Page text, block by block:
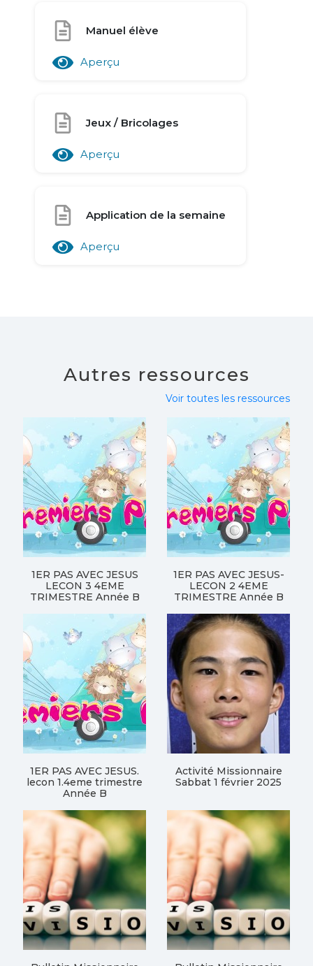
Manuel élève
Aperçu
Jeux / Bricolages
Aperçu
Application de la semaine
Aperçu
Autres ressources
Voir toutes les ressources
1ER PAS AVEC JESUS
LECON 3 4EME
TRIMESTRE Année B
1ER PAS AVEC JESUS-
LECON 2 4EME
TRIMESTRE Année B
1ER PAS AVEC JESUS.
lecon 1.4eme trimestre
Année B
Activité Missionnaire
Sabbat 1 février 2025